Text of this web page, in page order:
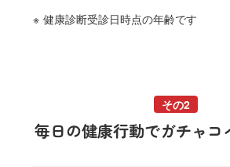
※ 健康診断受診日時点の年齢です
その2
毎日の健康行動でガチャコ